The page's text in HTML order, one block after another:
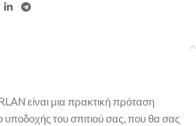
είναι μια πρακτική πρόταση
του σπιτιού σας, που θα σας